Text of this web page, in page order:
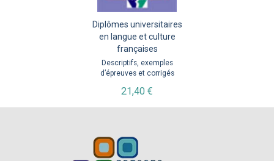
Diplômes universitaires
en langue et culture
françaises
Descriptifs, exemples
d’épreuves et corrigés
21,40 €